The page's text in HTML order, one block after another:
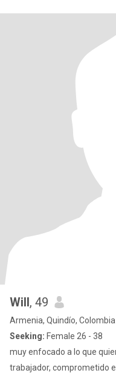
Will, 49
Armenia, Quindío, Colombia
Seeking: Female 26 - 38
muy enfocado a lo que
trabajador, comprometido